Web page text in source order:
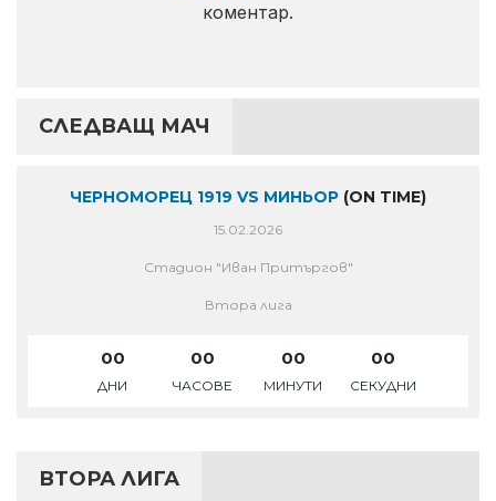
коментар.
СЛЕДВАЩ МАЧ
ЧЕРНОМОРЕЦ 1919 VS МИНЬОР (ON TIME)
15.02.2026
Стадион "Иван Притъргов"
Втора лига
00
ДНИ
00
ЧАСОВЕ
00
МИНУТИ
00
СЕКУДНИ
ВТОРА ЛИГА